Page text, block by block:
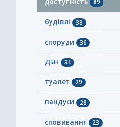
89
будівлі 38
споруди 36
ДБН 34
туалет 29
пандуси 28
сповивання 23